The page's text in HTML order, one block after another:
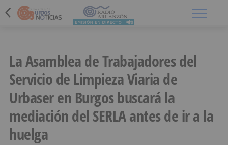
La Asamblea de Trabajadores del
Servicio de Limpieza Viaria de
Urbaser en Burgos buscará la
mediación del SERLA antes de ir a la
huelga